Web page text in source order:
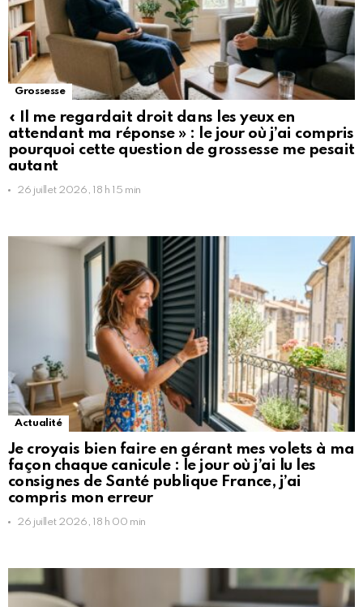
Grossesse
« Il me regardait droit dans les yeux en
attendant ma réponse » : le jour où j’ai compris
pourquoi cette question de grossesse me pesait
autant
26 juillet 2026, 18 h 15 min
Actualité
Je croyais bien faire en gérant mes volets à ma
façon chaque canicule : le jour où j’ai lu les
consignes de Santé publique France, j’ai
compris mon erreur
26 juillet 2026, 18 h 00 min